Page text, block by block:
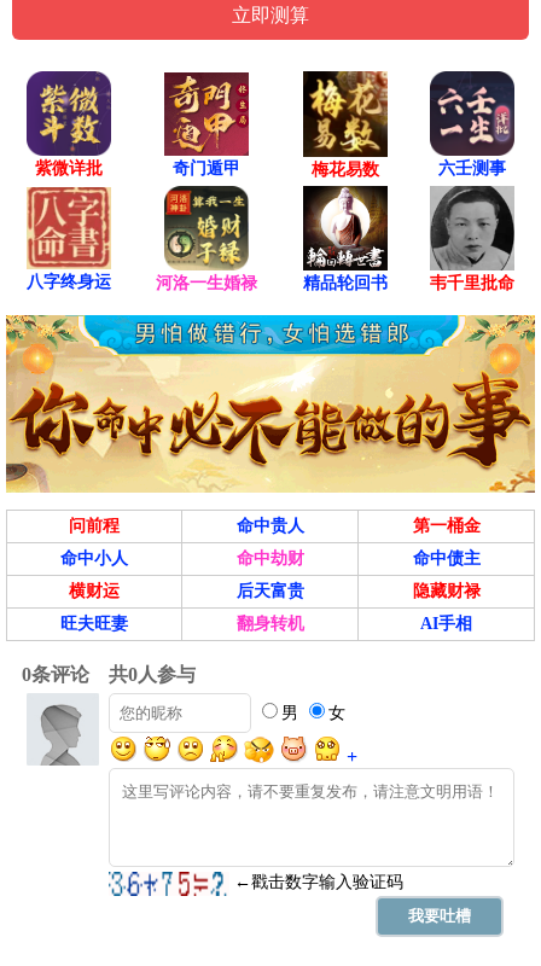
紫微详批 奇门遁甲 梅花易数 六壬测事
八字终身运 河洛一生婚禄 精品轮回书 韦千里批命
问前程 命中贵人
第一桶金
命中小人
命中劫财
命中债主
横财运
后天富贵
隐藏财禄
旺夫旺妻
翻身转机 AI手相